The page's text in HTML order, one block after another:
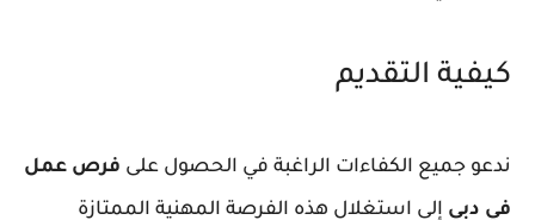
كيفية التقديم
ندعو جميع الكفاءات الراغبة في الحصول على فرص عمل
في دبي إلى استغلال هذه الفرصة المهنية الممتازة